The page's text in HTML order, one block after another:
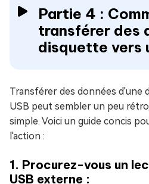
Partie 4 :
transférer des
disquette vers
Transférer des données d'une
USB peut sembler un peu
simple. Voici un guide concis
l'action :
1. Procurez-vous un
USB externe :